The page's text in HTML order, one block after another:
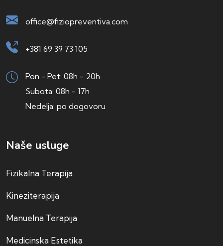
office@fiziopreventiva.com
+381 69 39 73 105
Pon - Pet: 08h - 20h
Subota: 08h - 17h
Nedelja: po dogovoru
Naše usluge
Fizikalna Terapija
Kineziterapija
Manuelna Terapija
Medicinska Estetika